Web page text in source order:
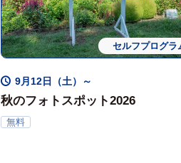
セルフプログラ
9月12日（土）～
秋のフォトスポット2026
無料